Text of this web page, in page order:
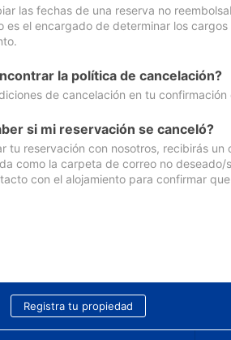
las fechas de una reserva no
es el encargado de determinar los
la política de cancelación?
de cancelación en tu confirmación
si mi reservación se canceló?
tu reservación con nosotros, recibirás
como la carpeta de correo no deseado/
con el alojamiento para confirmar
Registra tu propiedad